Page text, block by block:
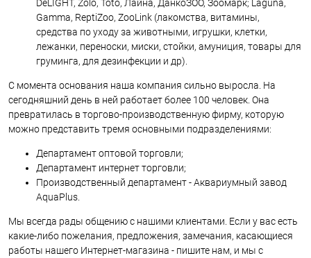
DeLIGHT, Zolo, Toto, Лайна, ДанкоЗОО, Зоомарк; Laguna,
Gamma, ReptiZoo, ZooLink (лакомства, витамины,
средства по уходу за животными, игрушки, клетки,
лежанки, переноски, миски, стойки, амуниция, товары для
груминга, для дезинфекции и др).
С момента основания наша компания сильно выросла. На
сегодняшний день в ней работает более 100 человек. Она
превратилась в торгово-производственную фирму, которую
можно представить тремя основными подразделениями:
Департамент оптовой торговли;
Департамент интернет торговли;
Производственный департамент - Аквариумный завод
AquaPlus.
Мы всегда рады общению с нашими клиентами. Если у вас есть
какие-либо пожелания, предложения, замечания, касающиеся
работы нашего Интернет-магазина - пишите нам, и мы с